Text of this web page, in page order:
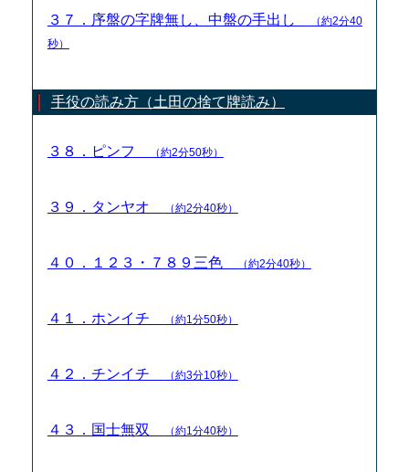
３７．序盤の字牌無し、中盤の手出し
（約2分40
秒）
手役の読み方（土田の捨て牌読み）
３８．ピンフ （約2分50秒）
３９．タンヤオ （約2分40秒）
４０．１２３・７８９三色 （約2分40秒）
４１．ホンイチ （約1分50秒）
４２．チンイチ （約3分10秒）
４３．国士無双 （約1分40秒）